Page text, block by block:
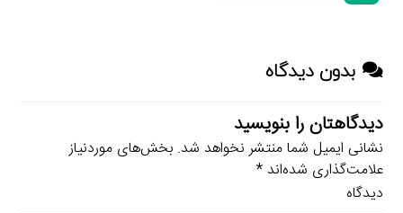
بدون دیدگاه
دیدگاهتان را بنویسید
نشانی ایمیل شما منتشر نخواهد شد. بخش‌های موردنیاز
علامت‌گذاری شده‌اند*
دیدگاه